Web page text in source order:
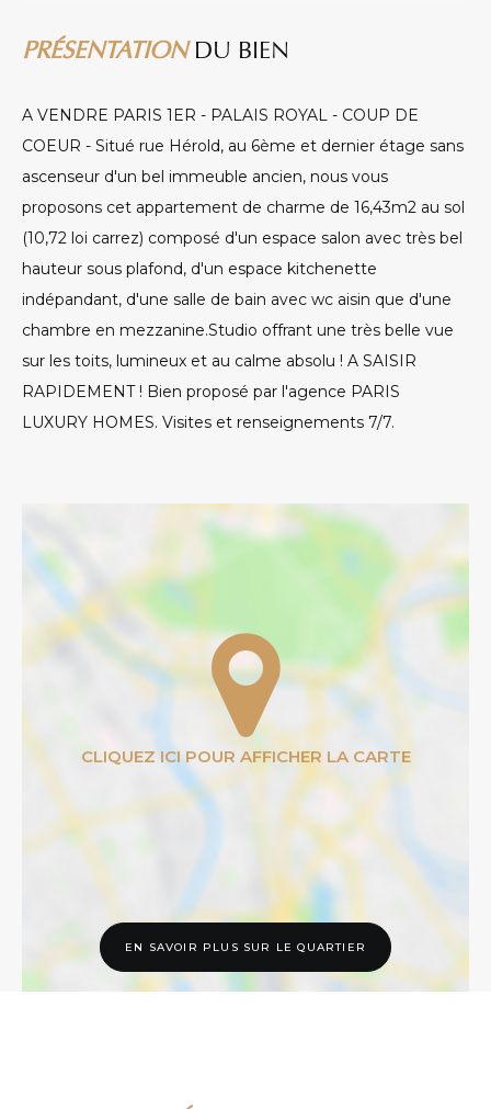
PRÉSENTATIONDU BIEN
A VENDRE PARIS 1ER - PALAIS ROYAL - COUP DE
COEUR - Situé rue Hérold, au 6ème et dernier étage sans
ascenseur d'un bel immeuble ancien, nous vous
proposons cet appartement de charme de 16,43m2 au sol
(10,72 loi carrez) composé d'un espace salon avec très bel
hauteur sous plafond, d'un espace kitchenette
indépandant, d'une salle de bain avec wc aisin que d'une
chambre en mezzanine.Studio offrant une très belle vue
sur les toits, lumineux et au calme absolu ! A SAISIR
RAPIDEMENT ! Bien proposé par l'agence PARIS
LUXURY HOMES. Visites et renseignements 7/7.
EN SAVOIR PLUS SUR LE QUARTIER